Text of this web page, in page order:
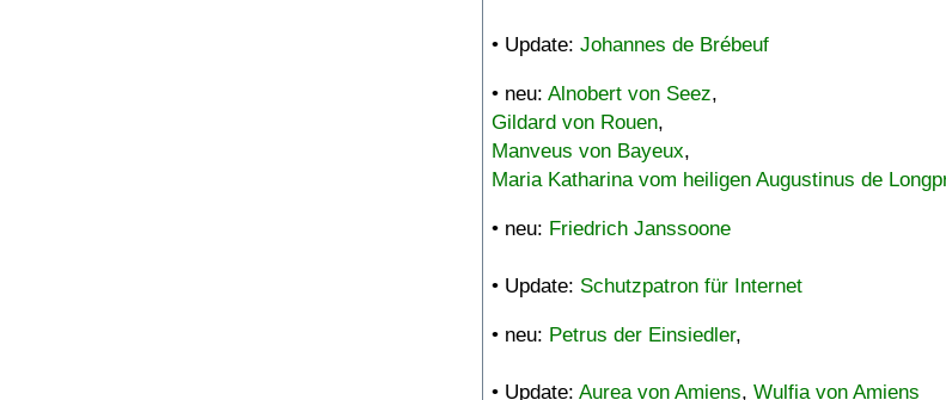
• Update: Johannes de Brébeuf
• neu: Alnobert von Seez,
Gildard von Rouen,
Manveus von Bayeux,
Maria Katharina vom heiligen Augustinus de
• neu: Friedrich Janssoone
• Update: Schutzpatron für Internet
• neu: Petrus der Einsiedler,
• Update: Aurea von Amiens, Wulfia von Amiens